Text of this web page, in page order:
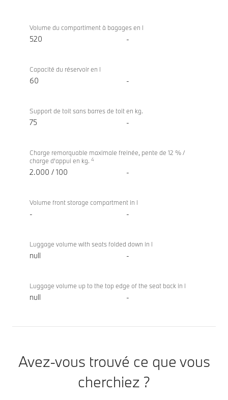
Volume du compartiment à bagages en l
520 -
Capacité du réservoir en l
60 -
Support de toit sans barres de toit en kg.
75 -
Charge remorquable maximale freinée, pente de 12 % /
charge d'appui en kg. 4
2.000 / 100 -
Volume front storage compartment in l
- -
Luggage volume with seats folded down in l
null -
Luggage volume up to the top edge of the seat back in l
null -
Avez-vous trouvé ce que vous
cherchiez ?